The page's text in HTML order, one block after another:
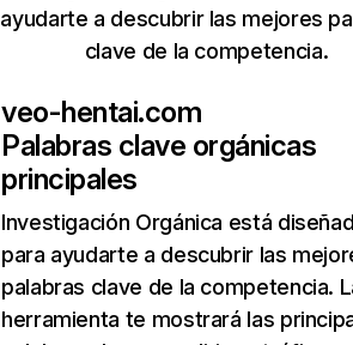
ayudarte a descubrir las mejores
clave de la competencia.
veo-hentai.com
Palabras clave orgánicas
principales
Investigación Orgánica está
para ayudarte a descubrir las
palabras clave de la competencia.
herramienta te mostrará las